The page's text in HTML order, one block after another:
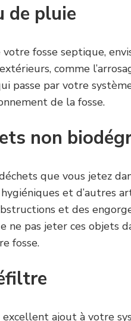
de pluie
fosse septique,
comme
passe par votre
de la fosse.
non
que vous jetez
et d’autres
et des
ne pas jeter ces objets
fosse.
ajout à votre